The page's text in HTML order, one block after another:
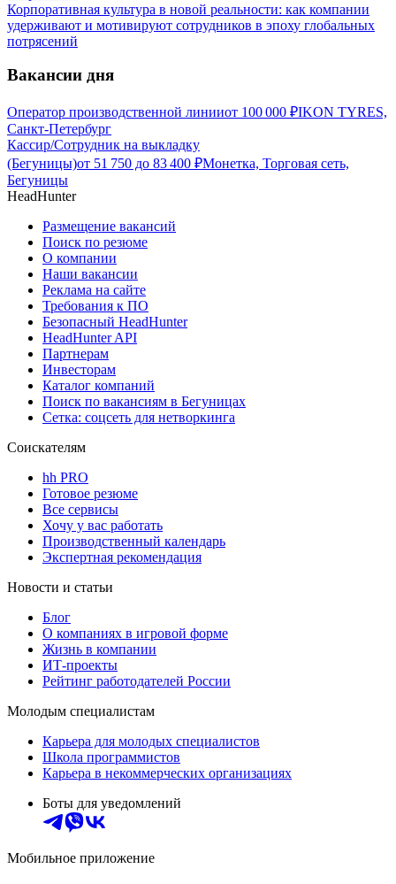
Корпоративная культура в новой реальности: как компании
удерживают и мотивируют сотрудников в эпоху глобальных
потрясений
Вакансии дня
Оператор производственной линииот 100 000 ₽IKON TYRES,
Санкт-Петербург
Кассир/Сотрудник на выкладку
(Бегуницы)от 51 750 до 83 400 ₽Монетка, Торговая сеть,
Бегуницы
HeadHunter
Размещение вакансий
Поиск по резюме
О компании
Наши вакансии
Реклама на сайте
Требования к ПО
Безопасный HeadHunter
HeadHunter API
Партнерам
Инвесторам
Каталог компаний
Поиск по вакансиям в Бегуницах
Сетка: соцсеть для нетворкинга
Соискателям
hh PRO
Готовое резюме
Все сервисы
Хочу у вас работать
Производственный календарь
Экспертная рекомендация
Новости и статьи
Блог
О компаниях в игровой форме
Жизнь в компании
ИТ-проекты
Рейтинг работодателей России
Молодым специалистам
Карьера для молодых специалистов
Школа программистов
Карьера в некоммерческих организациях
Боты для уведомлений
Мобильное приложение